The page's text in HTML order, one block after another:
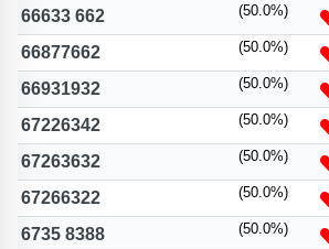
66633 662 (50.0%)
66877662 (50.0%)
66931932 (50.0%)
67226342 (50.0%)
67263632 (50.0%)
67266322 (50.0%)
6735 8388 (50.0%)